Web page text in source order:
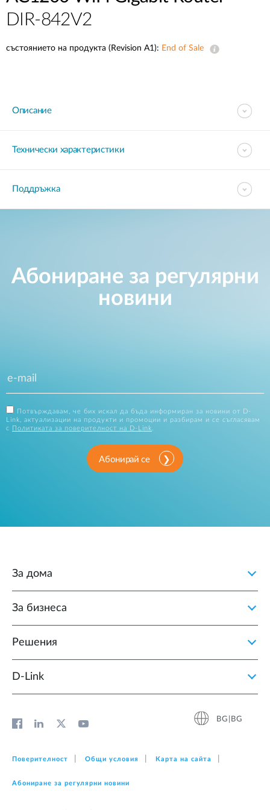
DIR-842V2
състоянието на продукта (Revision A1): End of Sale
Описание
Технически характеристики
Поддръжка
Абониране за регулярни
новини
Потвърждавам, че бих искал да бъда информиран за новини от D-
Link, актуализации на продукти и промоции и разбирам и се съгласявам
с
Политиката за поверителност на D-Link
Абонирай се
За дома
За бизнеса
Решения
D‑Link
BG|BG
Поверителност Общи условия Карта на сайта
Абониране за регулярни новини